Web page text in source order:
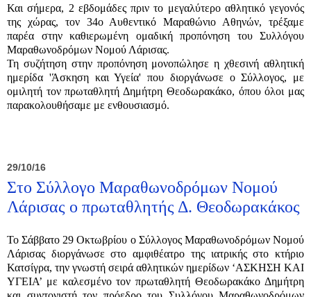
Και σήμερα, 2 εβδομάδες πριν το μεγαλύτερο αθλητικό γεγονός
της χώρας, τον 34ο Αυθεντικό Μαραθώνιο Αθηνών, τρέξαμε
παρέα στην καθιερωμένη ομαδική προπόνηση του Συλλόγου
Μαραθωνοδρόμων Νομού Λάρισας.
Τη συζήτηση στην προπόνηση μονοπώλησε η χθεσινή αθλητική
ημερίδα 'Άσκηση και Υγεία' που διοργάνωσε ο Σύλλογος, με
ομιλητή τον πρωταθλητή Δημήτρη Θεοδωρακάκο, όπου όλοι μας
παρακολουθήσαμε με ενθουσιασμό.
29/10/16
Στο Σύλλογο Μαραθωνοδρόμων Νομού
Λάρισας ο πρωταθλητής Δ. Θεοδωρακάκος
Το Σάββατο 29 Οκτωβρίου ο Σύλλογος Μαραθωνοδρόμων Νομού
Λάρισας διοργάνωσε στο αμφιθέατρο της ιατρικής στο κτήριο
Κατσίγρα, την γνωστή σειρά αθλητικών ημερίδων ‘ΑΣΚΗΣΗ ΚΑΙ
ΥΓΕΙΑ’ με καλεσμένο τον πρωταθλητή Θεοδωρακάκο Δημήτρη